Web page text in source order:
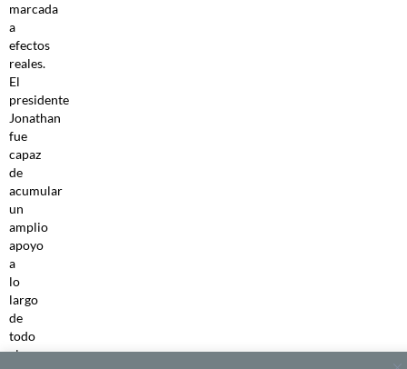
marcada
a
efectos
reales.
El
presidente
Jonathan
fue
capaz
de
acumular
un
amplio
apoyo
a
lo
largo
de
todo
el